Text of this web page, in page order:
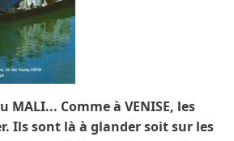
MALI... Comme à VENISE, les
Ils sont là à glander soit sur les